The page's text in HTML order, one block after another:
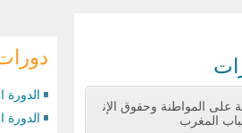
دورات
الدورة الأولى-
الدورة